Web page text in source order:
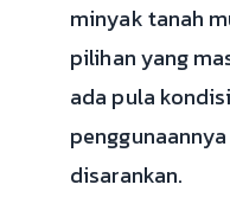
minyak tanah
pilihan yang
ada pula
disarankan.